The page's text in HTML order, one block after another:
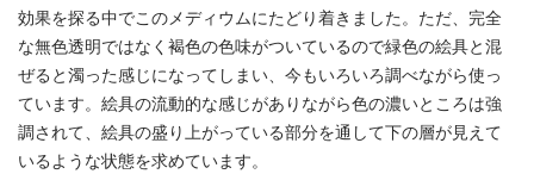
効果を探る中でこのメディウムにたどり着きました。ただ、完全
な無色透明ではなく褐色の色味がついているので緑色の絵具と混
ぜると濁った感じになってしまい、今もいろいろ調べながら使っ
ています。絵具の流動的な感じがありながら色の濃いところは強
調されて、絵具の盛り上がっている部分を通して下の層が見えて
いるような状態を求めています。